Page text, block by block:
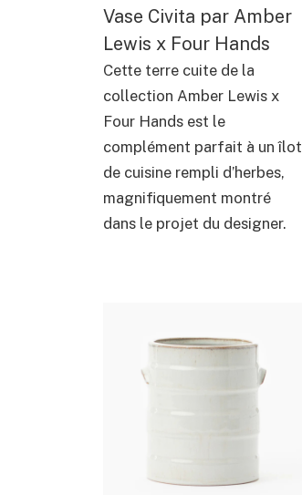
Vase Civita par Amber
Lewis x Four Hands
Cette terre cuite de la
collection Amber Lewis x
Four Hands est le
complément parfait à un îlot
de cuisine rempli d’herbes,
magnifiquement montré
dans le projet du designer.